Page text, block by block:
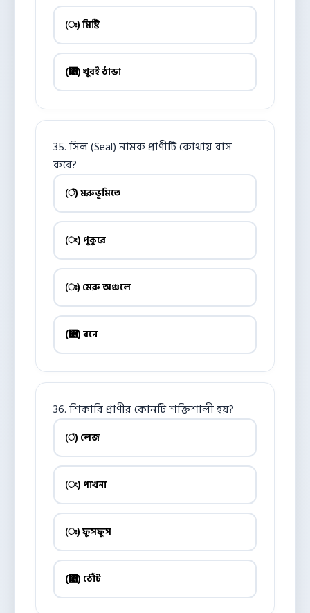
(ঃ) মিষ্টি
(঄) খুবই ঠান্ডা
35. সিল (Seal) নামক প্রাণীটি কোথায় বাস
করে?
(ঁ) মরুভূমিতে
(ং) পুকুরে
(ঃ) মেরু অঞ্চলে
(঄) বনে
36. শিকারি প্রাণীর কোনটি শক্তিশালী হয়?
(ঁ) লেজ
(ং) পাখনা
(ঃ) ফুসফুস
(঄) ঠোঁট